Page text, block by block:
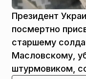
Президент
посмертно
старшему
Масловскому,
штурмовиком,